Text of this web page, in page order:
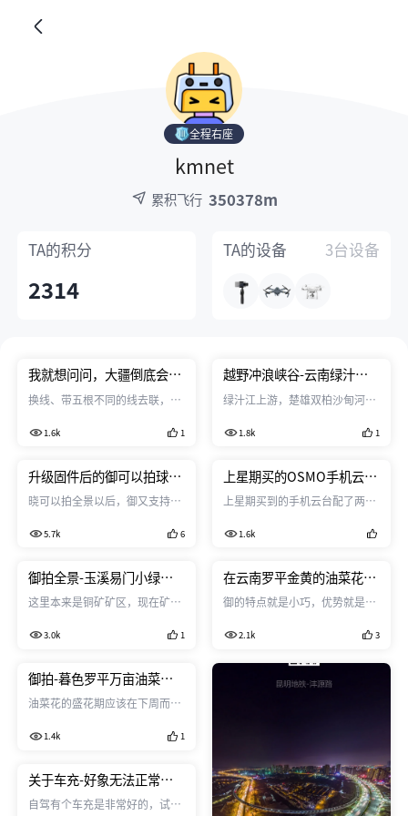
全程右座
kmnet
累积飞行 350378m
TA的积分
2314
TA的设备 3台设备
我就想问问，大疆倒底会不
会或想不想解决设备未联接
问题
换线、带五根不同的线去联，浪
DJIGO4总是设备未联接或拍着
当让人愤怒的体验，不要假装看
玄学，没有任何规律可言，大
疆，要不要解决一下？
1.6k 1
越野冲浪峡谷-云南绿汁江
（含炸机画面）
绿汁江上游，楚雄双柏沙甸河。
后不能输出，感觉是2G的缓存满
1.8k 1
升级固件后的御可以拍球形
全景，一秒曝光测试。
晓可以拍全景以后，御又支持全
我好奇的是它拍得那么快，长曝
拍全景御要拍三十张左右，拍夜
差不多了。 这次御升级了自动全
景拍摄，相当给力的，白天一分
降回来还有七十的电。 开始我是
非常不信任夜景在那么高效拍摄
陷是夜景拍摄比较习惯用包
5.7k 6
上星期买的OSMO手机云
台，附加的电池充不了电。
上星期买到的手机云台配了两个
上后开机及接充电线充电都是红
上报修，好象是要到这里先来询
1.6k
御拍全景-玉溪易门小绿汁
72道拐山路
这里本来是铜矿矿区，现在矿产
辉煌的印记。小绿汁是云南最古
以追溯至明朝，当时这里就已经
级后的御，解决了中心发红的白
平衡不均匀问题，可用性好多
3.0k 1
在云南罗平金黄的油菜花地
里榨干御pro的摄像头潜力
御的特点就是小巧，优势就是方
御的充电时间也比较快，这次去
使用30张进行全景拼接，而精灵
3/4使用18张左右拼接，御最终
拼接全景约两亿相素，基本上是
2.1k 3
御拍-暮色罗平万亩油菜花
海
油菜花的盛花期应该在下周而不
花地在高空视角下还不够金黄。
1.4k 1
关于车充-好象无法正常工
作
自驾有个车充是非常好的，试了